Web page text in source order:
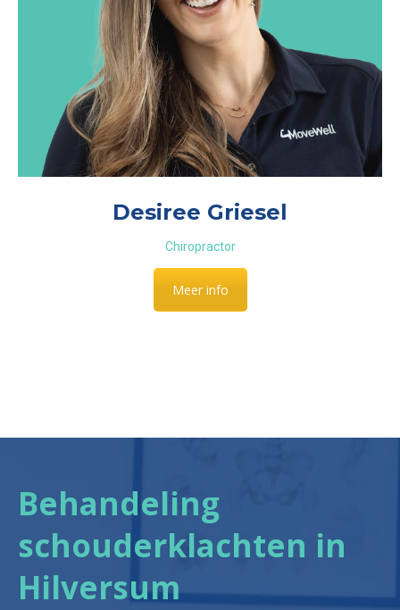
Desiree Griesel
Chiropractor
Meer info
Behandeling
schouderklachten in
Hilversum